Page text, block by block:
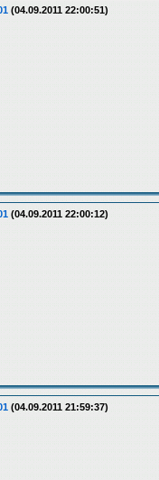
(04.09.2011 22:00:51)
(04.09.2011 22:00:12)
(04.09.2011 21:59:37)